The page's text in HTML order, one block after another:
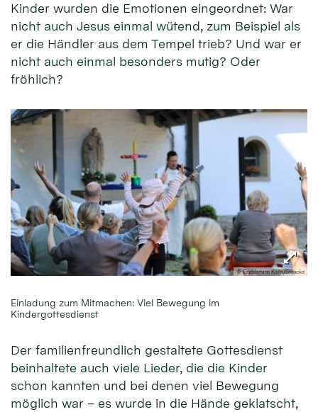
Kinder wurden die Emotionen eingeordnet: War
nicht auch Jesus einmal wütend, zum Beispiel als
er die Händler aus dem Tempel trieb? Und war er
nicht auch einmal besonders mutig? Oder
fröhlich?
© Erzbistum Köln/Stracke
Einladung zum Mitmachen: Viel Bewegung im
Kindergottesdienst
Der familienfreundlich gestaltete Gottesdienst
beinhaltete auch viele Lieder, die die Kinder
schon kannten und bei denen viel Bewegung
möglich war – es wurde in die Hände geklatscht,